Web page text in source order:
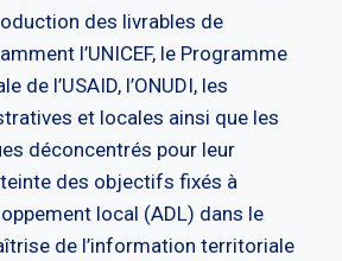
des livrables de
l’UNICEF, le Programme
de l’USAID, l’ONUDI, les
et locales ainsi que les
déconcentrés pour leur
des objectifs fixés à
local (ADL) dans le
de l’information territoriale